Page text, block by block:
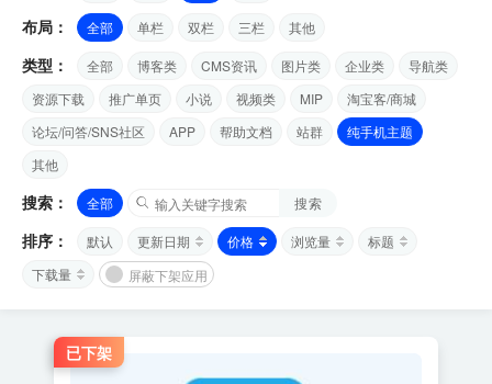
布局： 全部 单栏 双栏 三栏 其他
类型： 全部 博客类 CMS资讯 图片类 企业类
导航类
资源下载
推广单页 小说 视频类 MIP
淘宝客/商城
论坛/问答/SNS社区
APP 帮助文档 站群
纯手机主题
其他
搜索： 全部 搜索
排序： 默认 更新日期 价格 浏览量
标题
下载量
屏蔽下架应用
已下架